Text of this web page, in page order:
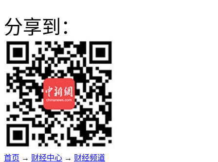
分享到：
首页 → 财经中心 → 财经频道